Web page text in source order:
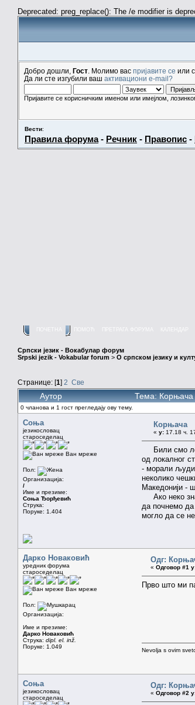
Deprecated: preg_replace(): The /e modifier is
Добро дошли, Гост . Молимо вас пријавите се или
Да ли сте изгубили ваш активациони e-mail?
Пријавите се корисничким именом или имејлом,
Вести:
Правила форума- Речник - Правопис -
КАЛЕНДАР
Српски језик - Вокабулар форум
Srpski jezik - Vokabular forum > О српском језику и
Странице: [1] 2 Све
Аутор Тема: Корњача
0 чланова и 1 гост прегледају ову тему.
Соња
језикословац
староседелац
Ван мреже
Пол:
Организација:
/
Име и презиме:
Соња Ђорђевић
Струка:
Поруке: 1.404
Корњача
« у: 17.18 ч.
Били смо
од локалног
- морали
неколико
Македонији -
Ако неко зна
да почнемо
могло да се
Дарко Новаковић
уредник форума
староседелац
Ван мреже
Пол:
Организација:
Име и презиме:
Дарко Новаковић
Струка: dipl. el. inž.
Поруке: 1.049
Одг:
« Одговор #1
Прво што ми
Nevolja s ovim
Соња
језикословац
староседелац
Одг:
« Одговор #2